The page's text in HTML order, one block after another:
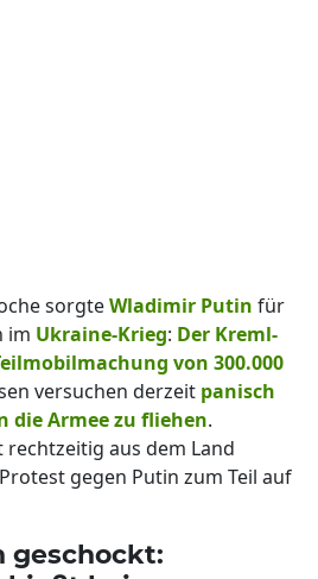
sorgteWladimir Putin für
im Ukraine-Krieg: Der Kreml-
von 300.000
versuchen derzeit panisch
die Armee zu fliehen.
rechtzeitig aus dem Land
gegen Putin zum Teil auf
geschockt: